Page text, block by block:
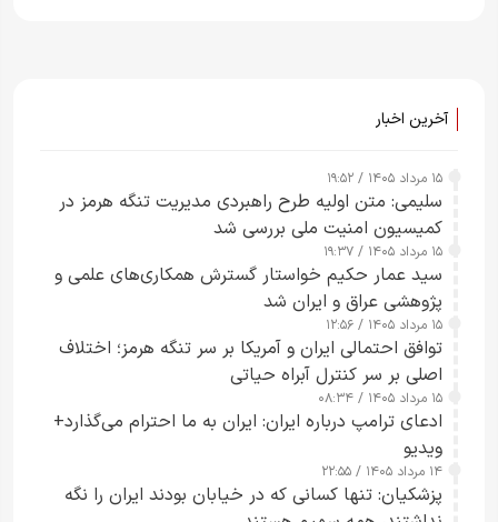
آخرین اخبار
۱۵ مرداد ۱۴۰۵ / ۱۹:۵۲
سلیمی: متن اولیه طرح راهبردی مدیریت تنگه هرمز در
کمیسیون امنیت ملی بررسی شد
۱۵ مرداد ۱۴۰۵ / ۱۹:۳۷
سید عمار حکیم خواستار گسترش همکاری‌های علمی و
پژوهشی عراق و ایران شد
۱۵ مرداد ۱۴۰۵ / ۱۲:۵۶
توافق احتمالی ایران و آمریکا بر سر تنگه هرمز؛ اختلاف
اصلی بر سر کنترل آبراه حیاتی
۱۵ مرداد ۱۴۰۵ / ۰۸:۳۴
ادعای ترامپ درباره ایران: ایران به ما احترام می‌گذارد+
ویدیو
۱۴ مرداد ۱۴۰۵ / ۲۲:۵۵
پزشکیان: تنها کسانی که در خیابان بودند ایران را نگه